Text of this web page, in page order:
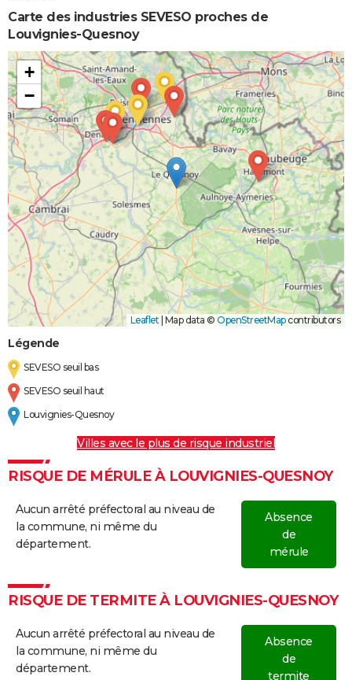
Carte des industries SEVESO proches de
Louvignies-Quesnoy
+
−
Leaflet Map data © OpenStreetMapcontributors
Légende
SEVESO seuil bas
SEVESO seuil haut
Louvignies-Quesnoy
Villes avec le plus de risque industriel
RISQUE DE MÉRULE À LOUVIGNIES-QUESNOY
Aucun arrêté préfectoral au niveau de
la commune, ni même du
département.
Absence
de
mérule
RISQUE DE TERMITE À LOUVIGNIES-QUESNOY
Aucun arrêté préfectoral au niveau de
la commune, ni même du
département.
Absence
de
termite